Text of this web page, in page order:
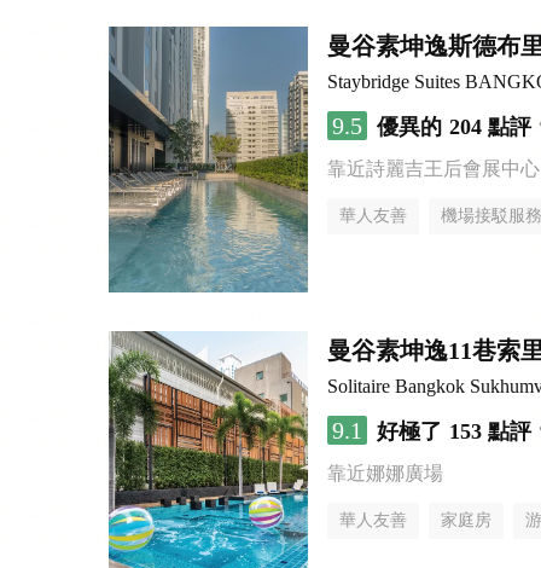
曼谷素坤逸斯德布
Staybridge Suites
9.5 優異的 204 點評
靠近詩麗吉王后會展中心
華人友善 機場接駁服務
曼谷素坤逸11巷索
Solitaire Bangkok
9.1 好極了 153 點評
靠近娜娜廣場
華人友善 家庭房